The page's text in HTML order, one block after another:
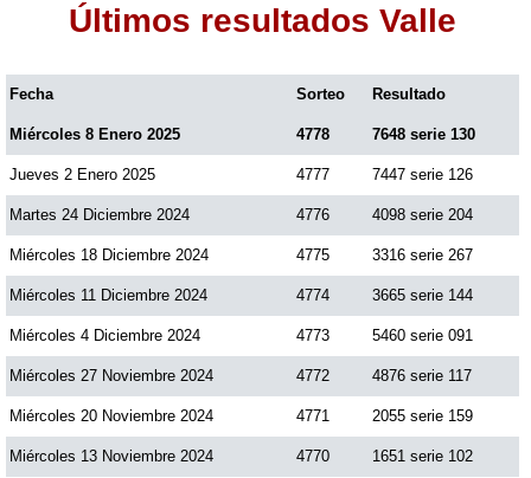
Últimos resultados Valle
Fecha Sorteo Resultado
Miércoles 8 Enero 2025 4778 7648 serie 130
Jueves 2 Enero 2025 4777 7447 serie 126
Martes 24 Diciembre 2024 4776 4098 serie 204
Miércoles 18 Diciembre 2024 4775 3316 serie 267
Miércoles 11 Diciembre 2024 4774 3665 serie 144
Miércoles 4 Diciembre 2024 4773 5460 serie 091
Miércoles 27 Noviembre 2024 4772 4876 serie 117
Miércoles 20 Noviembre 2024 4771 2055 serie 159
Miércoles 13 Noviembre 2024 4770 1651 serie 102